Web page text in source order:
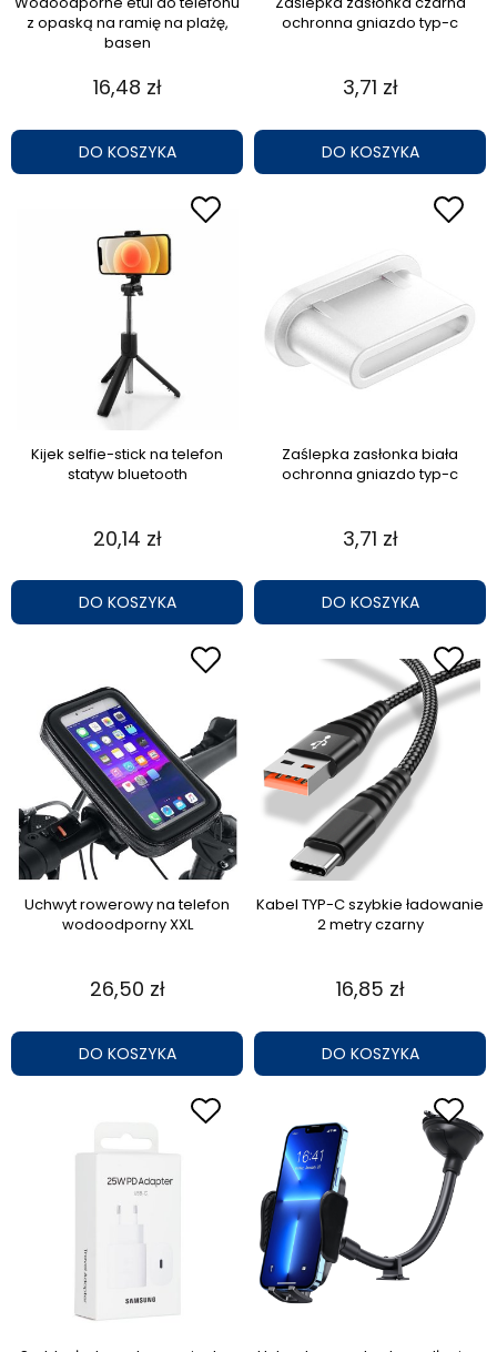
z opaską na ramię na plażę,
basen
16,48 zł
DO KOSZYKA
ochronna gniazdo typ-c
3,71 zł
DO KOSZYKA
Kijek selfie-stick na telefon
statyw bluetooth
20,14 zł
DO KOSZYKA
Zaślepka zasłonka biała
ochronna gniazdo typ-c
3,71 zł
DO KOSZYKA
Uchwyt rowerowy na telefon
wodoodporny XXL
26,50 zł
DO KOSZYKA
Kabel TYP-C szybkie ładowanie
2 metry czarny
16,85 zł
DO KOSZYKA